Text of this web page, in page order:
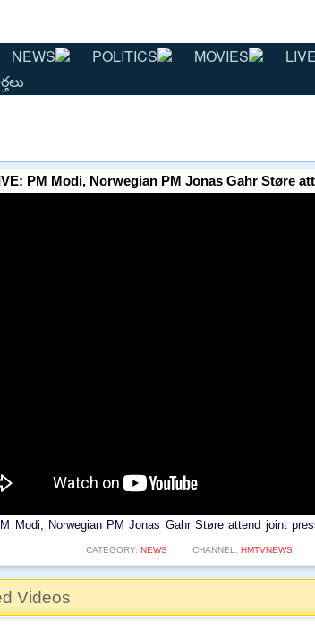
NEWS POLITICS MOVIES
PM Modi, Norwegian PM Jonas Gahr Støre
Modi, Norwegian PM Jonas Gahr Støre attend joint
CATEGORY: NEWS CHANNEL: HMTVNEWS
Videos